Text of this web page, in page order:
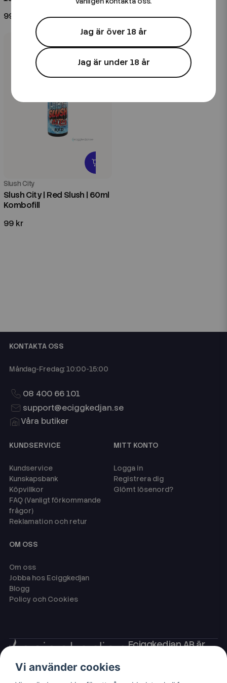
99 kr
99 kr
Slush City
Slush City | Red Slush | 60ml
Kombofill
99 kr
Jag är över 18 år
Jag är under 18 år
KONTAKTA OSS
Måndag-Fredag: 10:00-15:00
08 400 66 101
support@eciggkedjan.se
Våra butiker
KUNDSERVICE
Kundservice
Kunskapsbank
Köpvillkor
FAQ (Vanligt förkommande
frågor)
Reklamation och retur
MITT KONTO
Logga in
Registrera dig
Glömt lösenord?
OM OSS
Om oss
Jobba hos Eciggkedjan
Blogg
Policy och Cookies
Eciggkedjan AB är
som engångsvape,
Vi använder cookies